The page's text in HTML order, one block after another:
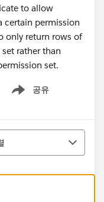
to allow
certain permission
only return rows of
rather than
set.
공유
Show menu